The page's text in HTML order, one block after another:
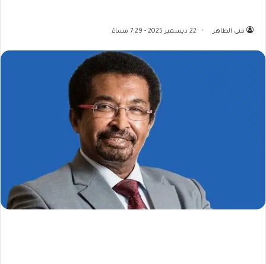
منى الطاهر 22 ديسمبر 2025 - 7:29 مساءً